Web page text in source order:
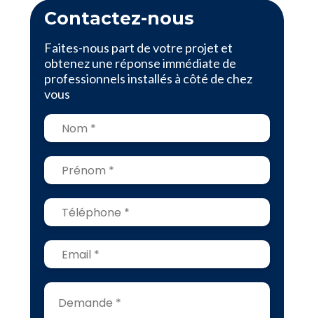
Contactez-nous
Faites-nous part de votre projet et
obtenez une réponse immédiate de
professionnels installés à côté de chez
vous